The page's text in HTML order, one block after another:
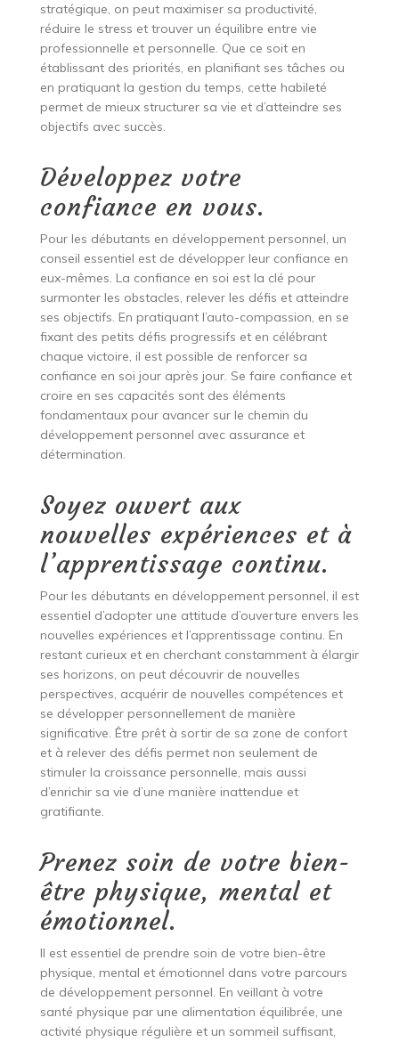
stratégique, on peut maximiser sa productivité,
réduire le stress et trouver un équilibre entre vie
professionnelle et personnelle. Que ce soit en
établissant des priorités, en planifiant ses tâches ou
en pratiquant la gestion du temps, cette habileté
permet de mieux structurer sa vie et d’atteindre ses
objectifs avec succès.
Développez votre
confiance en vous.
Pour les débutants en développement personnel, un
conseil essentiel est de développer leur confiance en
eux-mêmes. La confiance en soi est la clé pour
surmonter les obstacles, relever les défis et atteindre
ses objectifs. En pratiquant l’auto-compassion, en se
fixant des petits défis progressifs et en célébrant
chaque victoire, il est possible de renforcer sa
confiance en soi jour après jour. Se faire confiance et
croire en ses capacités sont des éléments
fondamentaux pour avancer sur le chemin du
développement personnel avec assurance et
détermination.
Soyez ouvert aux
nouvelles expériences et à
l’apprentissage continu.
Pour les débutants en développement personnel, il est
essentiel d’adopter une attitude d’ouverture envers les
nouvelles expériences et l’apprentissage continu. En
restant curieux et en cherchant constamment à élargir
ses horizons, on peut découvrir de nouvelles
perspectives, acquérir de nouvelles compétences et
se développer personnellement de manière
significative. Être prêt à sortir de sa zone de confort
et à relever des défis permet non seulement de
stimuler la croissance personnelle, mais aussi
d’enrichir sa vie d’une manière inattendue et
gratifiante.
Prenez soin de votre bien-
être physique, mental et
émotionnel.
Il est essentiel de prendre soin de votre bien-être
physique, mental et émotionnel dans votre parcours
de développement personnel. En veillant à votre
santé physique par une alimentation équilibrée, une
activité physique régulière et un sommeil suffisant,